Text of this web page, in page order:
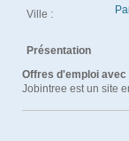
Ville :
Présentation
Offres d'emploi
Jobintree est un site